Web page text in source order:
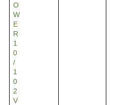
O
W
E
R
1
0
/
1
0
2
V